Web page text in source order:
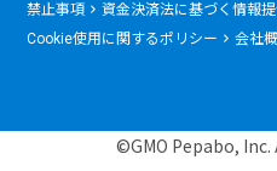
禁止事項
資金決済法に基づく情報
Cookie使用に関するポリシー
会社
©GMO Pepabo,